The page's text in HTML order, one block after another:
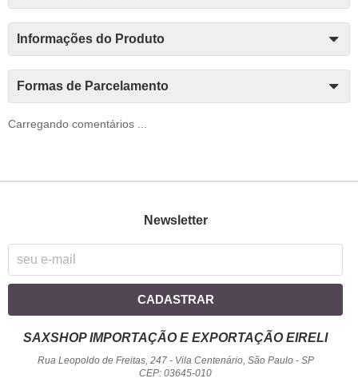
Informações do Produto
Formas de Parcelamento
Carregando comentários ...
Newsletter
CADASTRAR
SAXSHOP IMPORTAÇÃO E EXPORTAÇÃO EIRELI
Rua Leopoldo de Freitas, 247- Vila Centenário, São Paulo- SP
CEP: 03645-010